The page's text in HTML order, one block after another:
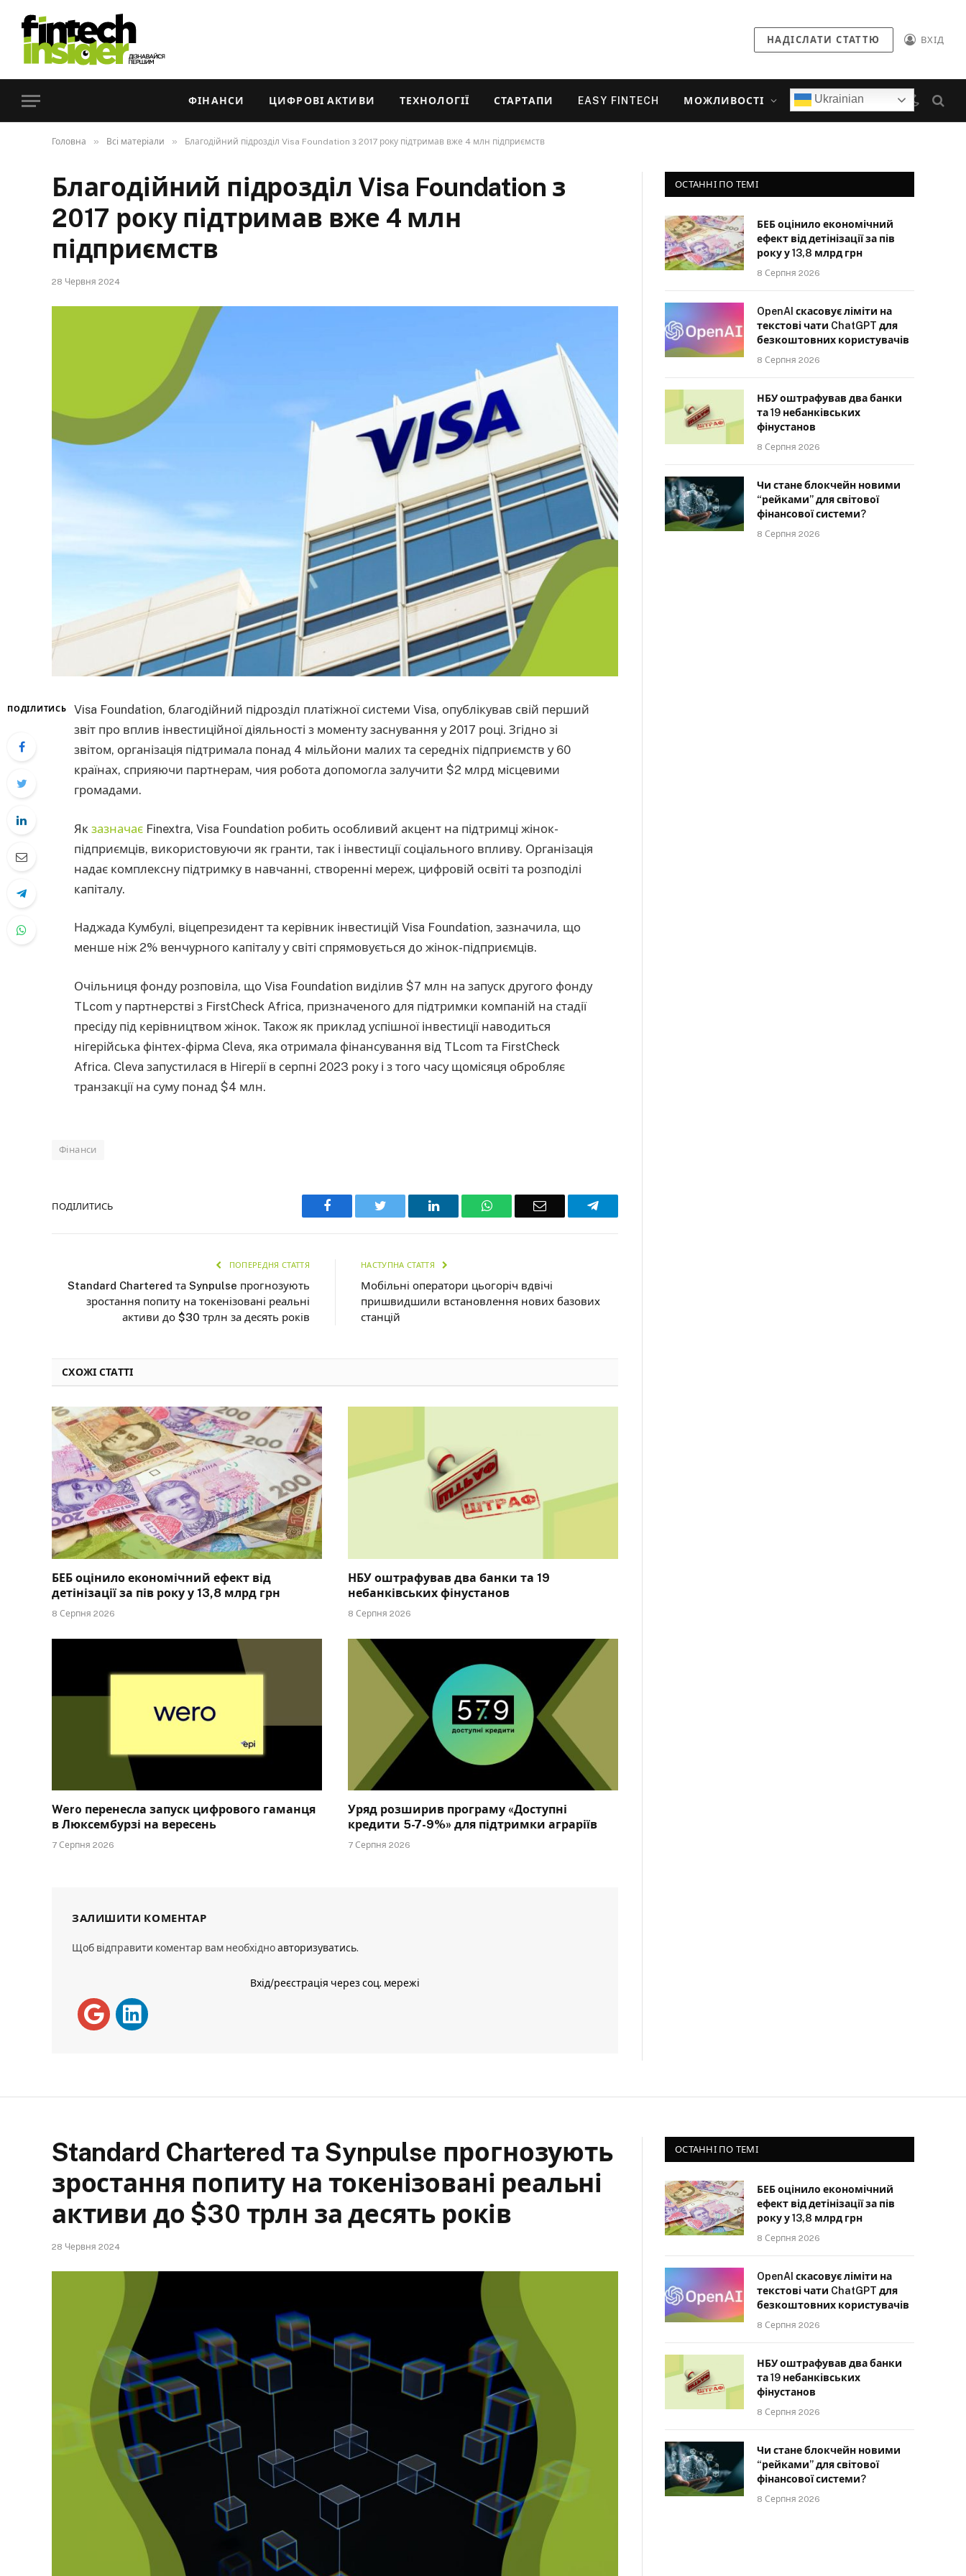
НАДІСЛАТИ СТАТТЮ ВХІД
ФІНАНСИ ЦИФРОВІ АКТИВИ ТЕХНОЛОГІЇ СТАРТАПИ EASY FINTECH МОЖЛИВОСТІ Ukrainian
Головна » Всі матеріали » Благодійний підрозділ Visa Foundation з 2017 року підтримав вже 4 млн підприємств
Благодійний підрозділ Visa Foundation з
2017 року підтримав вже 4 млн
підприємств
28 Червня 2024
ПОДІЛИТИСЬ
Visa Foundation, благодійний підрозділ платіжної системи Visa, опублікував свій перший
звіт про вплив інвестиційної діяльності з моменту заснування у 2017 році. Згідно зі
звітом, організація підтримала понад 4 мільйони малих та середніх підприємств у 60
країнах, сприяючи партнерам, чия робота допомогла залучити $2 млрд місцевими
громадами.
Як зазначає Finextra, Visa Foundation робить особливий акцент на підтримці жінок-
підприємців, використовуючи як гранти, так і інвестиції соціального впливу. Організація
надає комплексну підтримку в навчанні, створенні мереж, цифровій освіті та розподілі
капіталу.
Наджада Кумбулі, віцепрезидент та керівник інвестицій Visa Foundation, зазначила, що
менше ніж 2% венчурного капіталу у світі спрямовується до жінок-підприємців.
Очільниця фонду розповіла, що Visa Foundation виділив $7 млн на запуск другого фонду
TLcom у партнерстві з FirstCheck Africa, призначеного для підтримки компаній на стадії
пресіду під керівництвом жінок. Також як приклад успішної інвестиції наводиться
нігерійська фінтех-фірма Cleva, яка отримала фінансування від TLcom та FirstCheck
Africa. Cleva запустилася в Нігерії в серпні 2023 року і з того часу щомісяця обробляє
транзакції на суму понад $4 млн.
Фінанси
ПОДІЛИТИСЬ Facebook Twitter LinkedIn WhatsAppEmail Telegram
ПОПЕРЕДНЯ СТАТТЯ
Standard Chartered та Synpulse прогнозують
зростання попиту на токенізовані реальні
активи до $30 трлн за десять років
НАСТУПНА СТАТТЯ
Мобільні оператори цьогоріч вдвічі
пришвидшили встановлення нових базових
станцій
СХОЖІ СТАТТІ
БЕБ оцінило економічний ефект від
детінізації за пів року у 13,8 млрд грн
8 Серпня 2026
НБУ оштрафував два банки та 19
небанківських фінустанов
8 Серпня 2026
Wero перенесла запуск цифрового гаманця
в Люксембурзі на вересень
7 Серпня 2026
Уряд розширив програму «Доступні
кредити 5-7-9%» для підтримки аграріїв
7 Серпня 2026
ЗАЛИШИТИ КОМЕНТАР
Щоб відправити коментар вам необхідноавторизуватись.
Вхід/реєстрація через соц. мережі
ОСТАННІ ПО ТЕМІ
БЕБ оцінило економічний
ефект від детінізації за пів
року у 13,8 млрд грн
8 Серпня 2026
OpenAI скасовує ліміти на
текстові чати ChatGPT для
безкоштовних користувачів
8 Серпня 2026
НБУ оштрафував два банки
та 19 небанківських
фінустанов
8 Серпня 2026
Чи стане блокчейн новими
“рейками” для світової
фінансової системи?
8 Серпня 2026
Standard Chartered та Synpulse прогнозують
зростання попиту на токенізовані реальні
активи до $30 трлн за десять років
28 Червня 2024
ОСТАННІ ПО ТЕМІ
БЕБ оцінило економічний
ефект від детінізації за пів
року у 13,8 млрд грн
8 Серпня 2026
OpenAI скасовує ліміти на
текстові чати ChatGPT для
безкоштовних користувачів
8 Серпня 2026
НБУ оштрафував два банки
та 19 небанківських
фінустанов
8 Серпня 2026
Чи стане блокчейн новими
“рейками” для світової
фінансової системи?
8 Серпня 2026